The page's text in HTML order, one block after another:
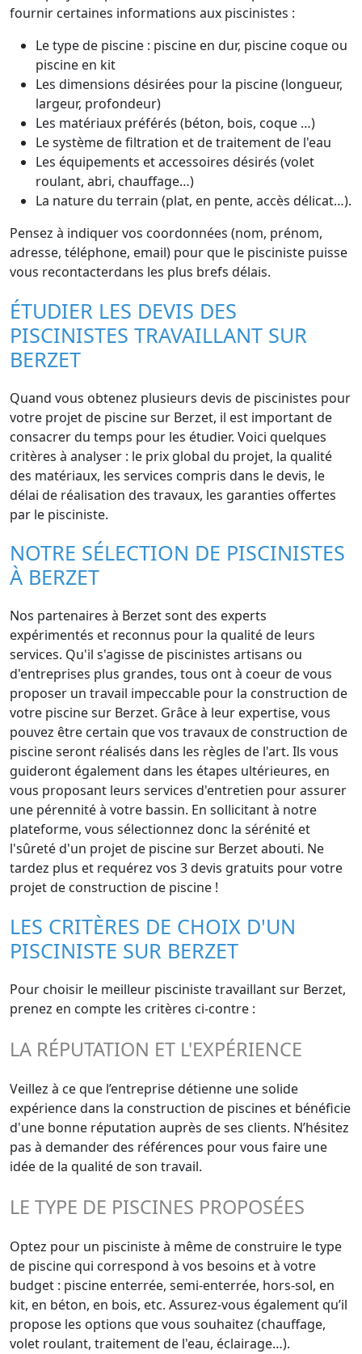
fournir certaines informations aux piscinistes :
Le type de piscine : piscine en dur, piscine coque ou
piscine en kit
Les dimensions désirées pour la piscine (longueur,
largeur, profondeur)
Les matériaux préférés (béton, bois, coque …)
Le système de filtration et de traitement de l'eau
Les équipements et accessoires désirés (volet
roulant, abri, chauffage…)
La nature du terrain (plat, en pente, accès délicat…).
Pensez à indiquer vos coordonnées (nom, prénom,
adresse, téléphone, email) pour que le pisciniste puisse
vous recontacterdans les plus brefs délais.
ÉTUDIER LES DEVIS DES
PISCINISTES TRAVAILLANT SUR
BERZET
Quand vous obtenez plusieurs devis de piscinistes pour
votre projet de piscine sur Berzet, il est important de
consacrer du temps pour les étudier. Voici quelques
critères à analyser : le prix global du projet, la qualité
des matériaux, les services compris dans le devis, le
délai de réalisation des travaux, les garanties offertes
par le pisciniste.
NOTRE SÉLECTION DE PISCINISTES
À BERZET
Nos partenaires à Berzet sont des experts
expérimentés et reconnus pour la qualité de leurs
services. Qu'il s'agisse de piscinistes artisans ou
d'entreprises plus grandes, tous ont à coeur de vous
proposer un travail impeccable pour la construction de
votre piscine sur Berzet. Grâce à leur expertise, vous
pouvez être certain que vos travaux de construction de
piscine seront réalisés dans les règles de l'art. Ils vous
guideront également dans les étapes ultérieures, en
vous proposant leurs services d'entretien pour assurer
une pérennité à votre bassin. En sollicitant à notre
plateforme, vous sélectionnez donc la sérénité et
l'sûreté d'un projet de piscine sur Berzet abouti. Ne
tardez plus et requérez vos 3 devis gratuits pour votre
projet de construction de piscine !
LES CRITÈRES DE CHOIX D'UN
PISCINISTE SUR BERZET
Pour choisir le meilleur pisciniste travaillant sur Berzet,
prenez en compte les critères ci-contre :
LA RÉPUTATION ET L'EXPÉRIENCE
Veillez à ce que l’entreprise détienne une solide
expérience dans la construction de piscines et bénéficie
d'une bonne réputation auprès de ses clients. N’hésitez
pas à demander des références pour vous faire une
idée de la qualité de son travail.
LE TYPE DE PISCINES PROPOSÉES
Optez pour un pisciniste à même de construire le type
de piscine qui correspond à vos besoins et à votre
budget : piscine enterrée, semi-enterrée, hors-sol, en
kit, en béton, en bois, etc. Assurez-vous également qu’il
propose les options que vous souhaitez (chauffage,
volet roulant, traitement de l'eau, éclairage…).